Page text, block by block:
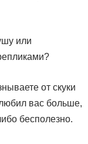
или
от скуки
вас больше,
бесполезно.